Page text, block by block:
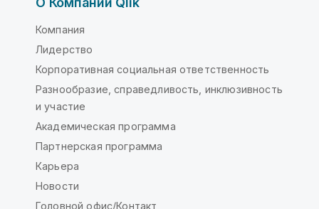
Компания
Лидерство
Корпоративная социальная ответственность
Разнообразие, справедливость, инклюзивность
и участие
Академическая программа
Партнерская программа
Карьера
Новости
Головной офис/Контакт